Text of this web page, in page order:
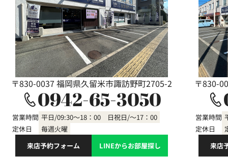
〒830-0037 福岡県久留米市諏訪野町2705-2
0942-65-3050
営業時間 平日/09:30～18：00 日祝日/～17：00
定休日
毎週火曜
来店予約フォーム
LINEからお部屋探し
〒830-
営業時間
定休日
来店